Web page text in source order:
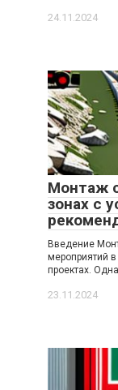
24.11.2024
Монтаж
зонах с
Введение
мероприятий в
проектах.
23.11.2024